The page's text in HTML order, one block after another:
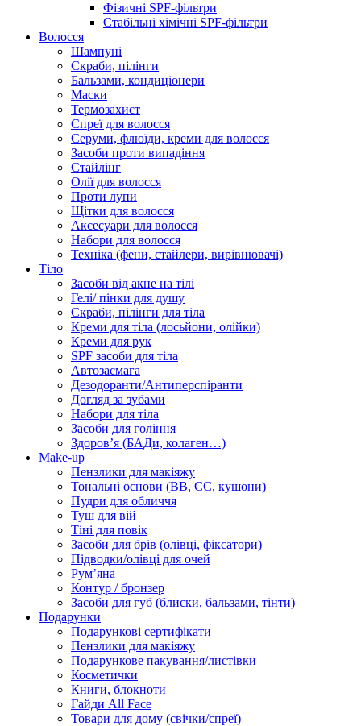
Фізичні SPF-фільтри
Стабільні хімічні SPF-фільтри
Волосся
Шампуні
Скраби, пілінги
Бальзами, кондиціонери
Маски
Термозахист
Спреї для волосся
Серуми, флюїди, креми для волосся
Засоби проти випадіння
Стайлінг
Олії для волосся
Проти лупи
Щітки для волосся
Аксесуари для волосся
Набори для волосся
Техніка (фени, стайлери, вирівнювачі)
Тіло
Засоби від акне на тілі
Гелі/ пінки для душу
Скраби, пілінги для тіла
Креми для тіла (лосьйони, олійки)
Креми для рук
SPF засоби для тіла
Автозасмага
Дезодоранти/Антиперспіранти
Догляд за зубами
Набори для тіла
Засоби для гоління
Здоровʼя (БАДи, колаген…)
Make-up
Пензлики для макіяжу
Тональні основи (BB, CC, кушони)
Пудри для обличчя
Туш для вій
Тіні для повік
Засоби для брів (олівці, фіксатори)
Підводки/олівці для очей
Румʼяна
Контур / бронзер
Засоби для губ (блиски, бальзами, тінти)
Подарунки
Подарункові сертифікати
Пензлики для макіяжу
Подарункове пакування/листівки
Косметички
Книги, блокноти
Гайди All Face
Товари для дому (свічки/спреї)